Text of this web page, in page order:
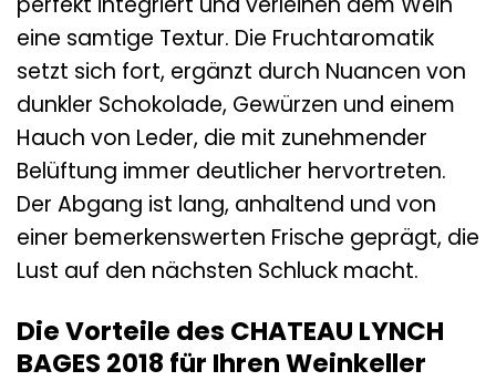
eine samtige Textur. Die Fruchtaromatik
setzt sich fort, ergänzt durch Nuancen von
dunkler Schokolade, Gewürzen und einem
Hauch von Leder, die mit zunehmender
Belüftung immer deutlicher hervortreten.
Der Abgang ist lang, anhaltend und von
einer bemerkenswerten Frische geprägt, die
Lust auf den nächsten Schluck macht.
Die Vorteile des CHATEAU LYNCH
BAGES 2018 für Ihren Weinkeller